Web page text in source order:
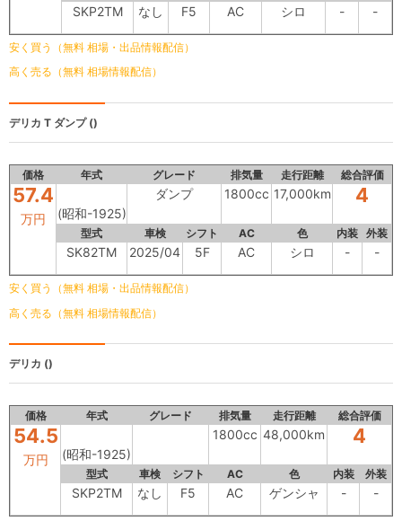
SKP2TM なし F5 AC シロ - -
安く買う（無料 相場・出品情報配信）
高く売る（無料 相場情報配信）
デリカ T ダンプ ()
価格 年式 グレード 排気量 走行距離 総合評価
57.4
万円 (昭和-1925)
ダンプ 1800cc 17,000km 4
型式 車検 シフト AC 色 内装 外装
SK82TM 2025/04 5F AC シロ - -
安く買う（無料 相場・出品情報配信）
高く売る（無料 相場情報配信）
デリカ ()
価格 年式 グレード 排気量 走行距離 総合評価
54.5
万円 (昭和-1925)
1800cc 48,000km 4
型式 車検 シフト AC 色 内装 外装
SKP2TM なし F5 AC ゲンシャ - -